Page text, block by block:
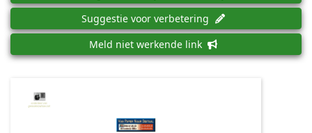
Suggestie voor verbetering
Meld niet werkende link